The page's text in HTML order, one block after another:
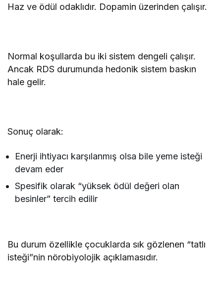
Haz ve ödül odaklıdır. Dopamin üzerinden çalışır.
Normal koşullarda bu iki sistem dengeli çalışır.
Ancak RDS durumunda hedonik sistem baskın
hale gelir.
Sonuç olarak:
Enerji ihtiyacı karşılanmış olsa bile yeme isteği
devam eder
Spesifik olarak “yüksek ödül değeri olan
besinler” tercih edilir
Bu durum özellikle çocuklarda sık gözlenen “tatlı
isteği”nin nörobiyolojik açıklamasıdır.